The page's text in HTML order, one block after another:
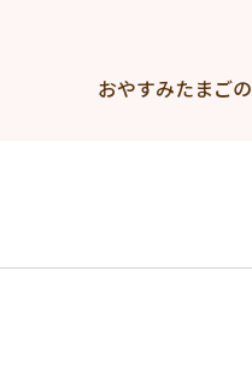
おやすみたまごの